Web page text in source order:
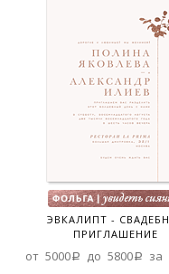
ЭВКАЛИПТ -
ПРИГЛАШЕНИЕ
от 5000a до 5800a за